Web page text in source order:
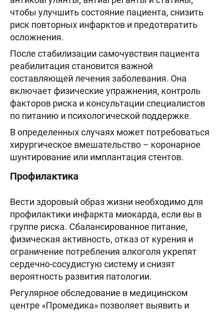
чтобы улучшить состояние пациента, снизить
риск повторных инфарктов и предотвратить
осложнения.
После стабилизации самочувствия пациента
реабилитация становится важной
составляющей лечения заболевания. Она
включает физические упражнения, контроль
факторов риска и консультации специалистов
по питанию и психологической поддержке.
В определенных случаях может потребоваться
хирургическое вмешательство – коронарное
шунтирование или имплантация стентов.
Профилактика
Вести здоровый образ жизни необходимо для
профилактики инфаркта миокарда, если вы в
группе риска. Сбалансированное питание,
физическая активность, отказ от курения и
ограничение потребления алкоголя укрепят
сердечно-сосудистую систему и снизят
вероятность развития патологии.
Регулярное обследование в медицинском
центре «Промедика» позволяет выявить и